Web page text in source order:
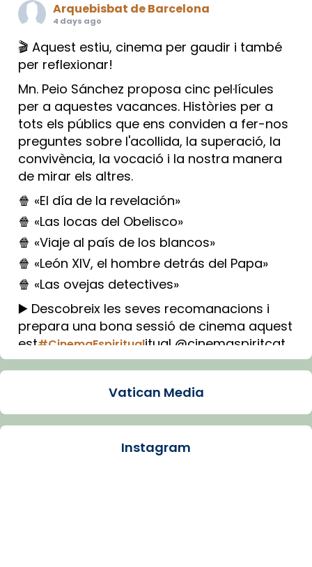
Arquebisbat de Barcelona
4 days ago
🎬 Aquest estiu, cinema per gaudir i també
per reflexionar!
Mn. Peio Sánchez proposa cinc pel·lícules
per a aquestes vacances. Històries per a
tots els públics que ens conviden a fer-nos
preguntes sobre l'acollida, la superació, la
convivència, la vocació i la nostra manera
de mirar els altres.
🍿 «El día de la revelación»
🍿 «Las locas del Obelisco»
🍿 «Viaje al país de los blancos»
🍿 «León XIV, el hombre detrás del Papa»
🍿 «Las ovejas detectives»
▶️ Descobreix les seves recomanacions i
prepara una bona sessió de cinema aquest
est#CinemaEspiritualitual @cinemaspiritcat
Imatge: Generada amb IA (OpenAI)
Arquebisbat de Barcelona
Vatican Media
Instagram